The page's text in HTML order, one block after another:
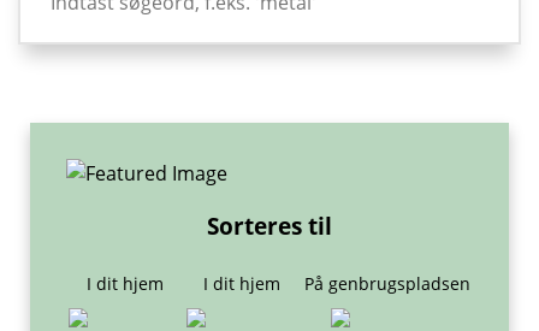
Sorteres til
I dit hjem I dit hjem På genbrugspladsen